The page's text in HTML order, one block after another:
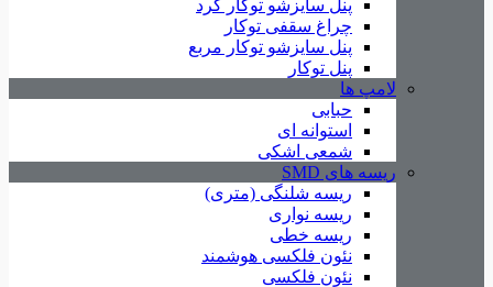
پنل سایزشو توکار گرد
چراغ سقفی توکار
پنل سایزشو توکار مربع
پنل توکار
لامپ ها
حبابی
استوانه ای
شمعی اشکی
ریسه های SMD
ریسه شلنگی (متری)
ریسه نواری
ریسه خطی
نئون فلکسی هوشمند
نئون فلکسی